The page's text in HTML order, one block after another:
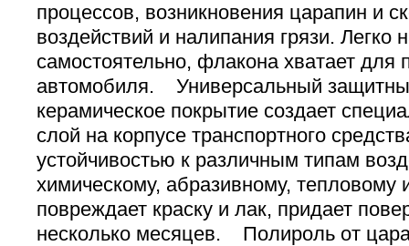
процессов, возникновения царапин и
воздействий и налипания грязи. Легко
самостоятельно, флакона хватает для
автомобиля. Универсальный
керамическое покрытие создает
слой на корпусе транспортного
устойчивостью к различным типам
химическому, абразивному,
повреждает краску и лак, придает
несколько месяцев. Полироль от